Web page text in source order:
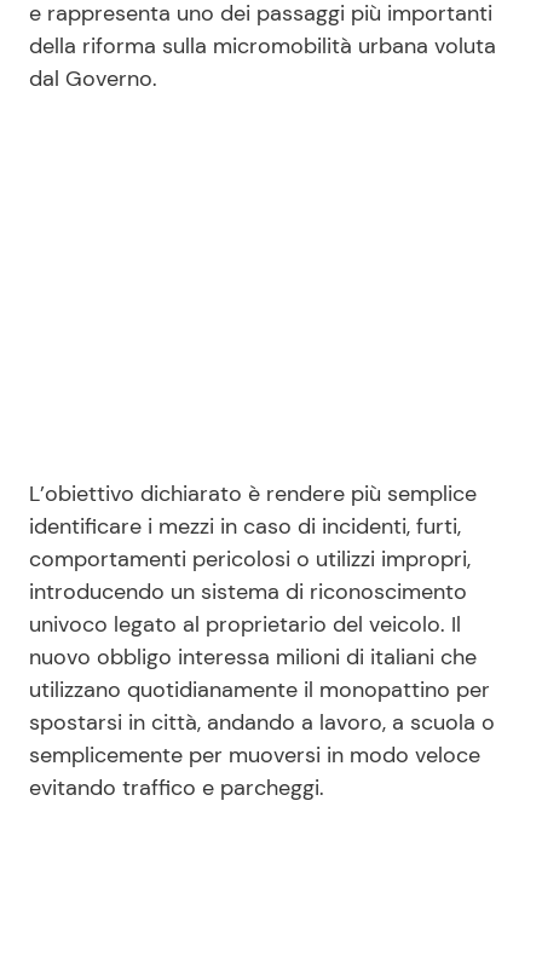
Seguici
e rappresenta uno dei passaggi più importanti
della riforma sulla micromobilità urbana voluta
dal Governo.
L’obiettivo dichiarato è rendere più semplice
identificare i mezzi in caso di incidenti, furti,
comportamenti pericolosi o utilizzi impropri,
introducendo un sistema di riconoscimento
univoco legato al proprietario del veicolo. Il
nuovo obbligo interessa milioni di italiani che
utilizzano quotidianamente il monopattino per
spostarsi in città, andando a lavoro, a scuola o
semplicemente per muoversi in modo veloce
evitando traffico e parcheggi.